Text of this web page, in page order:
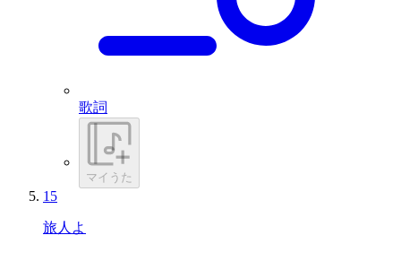
歌詞
マイうた
15
旅人よ